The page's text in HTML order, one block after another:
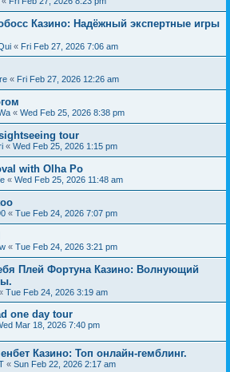
Казино: Надёжный экспертные игры
« Fri Feb 27, 2026 7:06 am
« Fri Feb 27, 2026 12:26 am
« Wed Feb 25, 2026 8:38 pm
tour
« Wed Feb 25, 2026 1:15 pm
with Olha Po
« Wed Feb 25, 2026 11:48 am
« Tue Feb 24, 2026 7:07 pm
« Tue Feb 24, 2026 3:21 pm
Плей Фортуна Казино: Волнующий
Tue Feb 24, 2026 3:19 am
one day tour
Mar 18, 2026 7:40 pm
Казино: Топ онлайн-гемблинг.
« Sun Feb 22, 2026 2:17 am